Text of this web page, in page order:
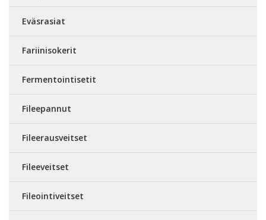
Eväsrasiat
Fariinisokerit
Fermentointisetit
Fileepannut
Fileerausveitset
Fileeveitset
Fileointiveitset